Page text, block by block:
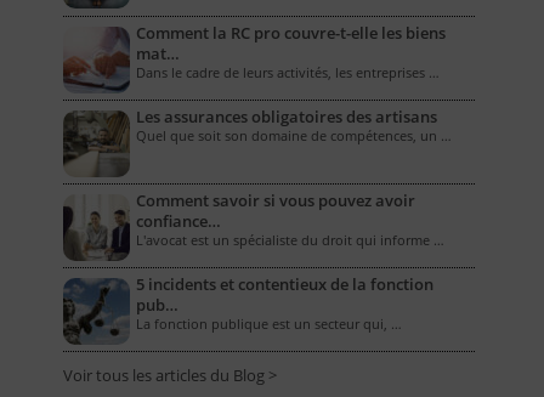
Comment la RC pro couvre-t-elle les biens
mat…
Dans le cadre de leurs activités, les entreprises …
Les assurances obligatoires des artisans
Quel que soit son domaine de compétences, un …
Comment savoir si vous pouvez avoir
confiance…
L'avocat est un spécialiste du droit qui informe …
5 incidents et contentieux de la fonction
pub…
La fonction publique est un secteur qui, …
Voir tous les articles du Blog >